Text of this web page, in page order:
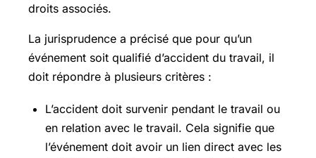
droits associés.
La jurisprudence a précisé que pour qu’un
événement soit qualifié d’accident du travail, il
doit répondre à plusieurs critères :
L’accident doit survenir pendant le travail ou
en relation avec le travail. Cela signifie que
l’événement doit avoir un lien direct avec les